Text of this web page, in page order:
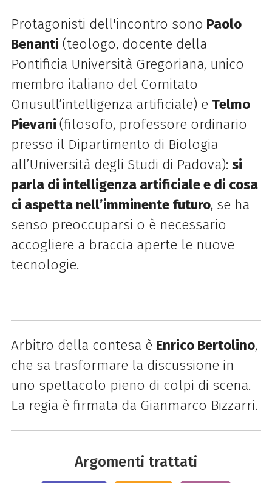
Protagonisti dell'incontro sono Paolo
Benanti (teologo, docente della
Pontificia Università Gregoriana, unico
membro italiano del Comitato
Onusull’intelligenza artificiale) e Telmo
Pievani (filosofo, professore ordinario
presso il Dipartimento di Biologia
all’Università degli Studi di Padova): si
parla di intelligenza artificiale e di cosa
ci aspetta nell’imminente futuro, se ha
senso preoccuparsi o è necessario
accogliere a braccia aperte le nuove
tecnologie.
Arbitro della contesa è Enrico Bertolino,
che sa trasformare la discussione in
uno spettacolo pieno di colpi di scena.
La regia è firmata da Gianmarco Bizzarri.
Argomenti trattati